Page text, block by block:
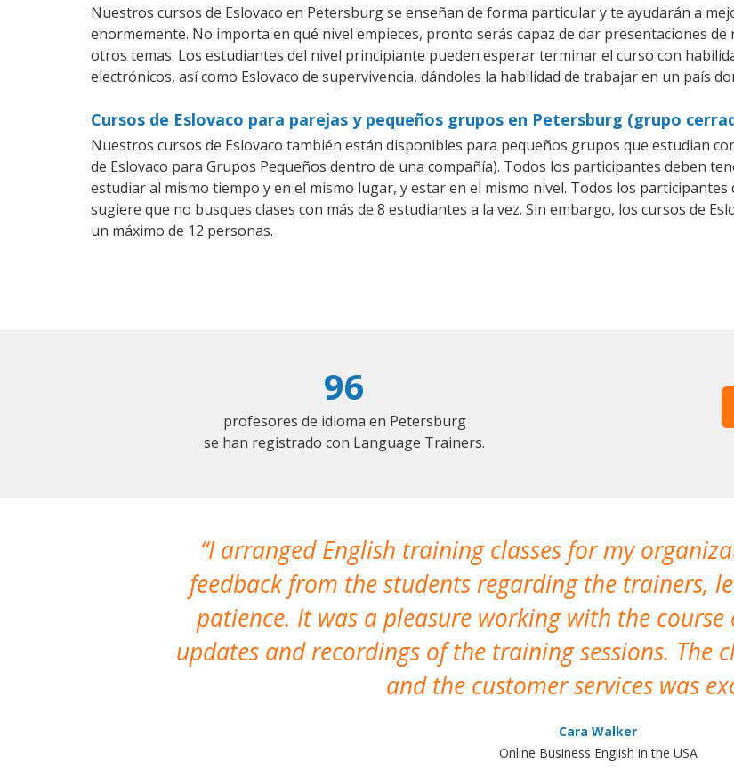
Nuestros cursos de Eslovaco en Petersburg se enseñan de forma particular y te ayudarán a
enormemente. No importa en qué nivel empieces, pronto serás capaz de dar presentaciones
otros temas. Los estudiantes del nivel principiante pueden esperar terminar el curso con
electrónicos, así como Eslovaco de supervivencia, dándoles la habilidad de trabajar en un país
Cursos de Eslovaco para parejas y pequeños grupos en Petersburg (grupo
Nuestros cursos de Eslovaco también están disponibles para pequeños grupos que estudian
de Eslovaco para Grupos Pequeños dentro de una compañía). Todos los participantes deben
estudiar al mismo tiempo y en el mismo lugar, y estar en el mismo nivel. Todos los
sugiere que no busques clases con más de 8 estudiantes a la vez. Sin embargo, los cursos de
un máximo de 12 personas.
96
profesores de idioma en Petersburg
se han registrado con Language Trainers.
I arranged English training classes for my
feedback from the students regarding the trainers,
patience. It was a pleasure working with the
updates and recordings of the training sessions. The
and the customer services was
Cara Walker
Online Business English in the USA